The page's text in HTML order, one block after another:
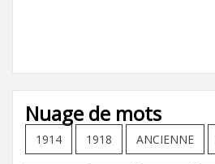
Nuage de mots
1914 1918 ANCIENNE